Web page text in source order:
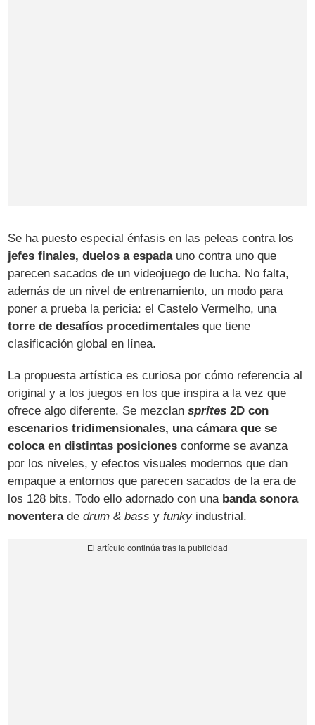
Se ha puesto especial énfasis en las peleas contra los
jefes finales, duelos a espadauno contra uno que
parecen sacados de un videojuego de lucha. No falta,
además de un nivel de entrenamiento, un modo para
poner a prueba la pericia: el Castelo Vermelho, una
torre de desafíos procedimentales que tiene
clasificación global en línea.
La propuesta artística es curiosa por cómo referencia al
original y a los juegos en los que inspira a la vez que
ofrece algo diferente. Se mezclansprites 2D con
escenarios tridimensionales, una cámara que se
coloca en distintas posiciones conforme se avanza
por los niveles, y efectos visuales modernos que dan
empaque a entornos que parecen sacados de la era de
los 128 bits. Todo ello adornado con una banda sonora
noventeradedrum & bass yfunky industrial.